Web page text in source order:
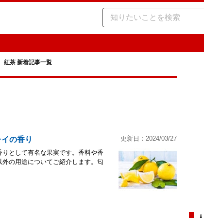
紅茶 新着記事一覧
の香り
更新日：2024/03/27
として有名な果実です。香料や香
の用途についてご紹介します。匂